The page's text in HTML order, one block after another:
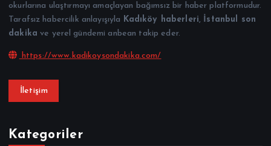
okurlarına ulaştırmayı amaçlayan bağımsız bir haber platformudur.
Tarafsız habercilik anlayışıyla Kadıköy haberleri,
İstanbul son
dakika ve yerel gündemi anbean takip eder.
https://www.kadikoysondakika.com/
İletişim
Kategoriler